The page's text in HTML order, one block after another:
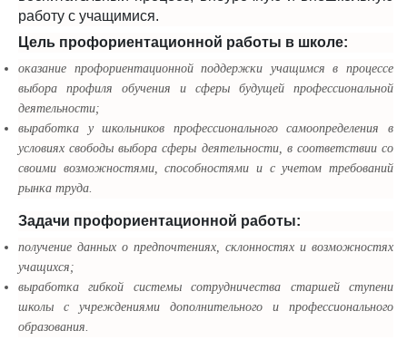
работу с учащимися.
Цель профориентационной работы в школе:
оказание профориентационной поддержки учащимся в процессе
выбора профиля обучения и сферы будущей профессиональной
деятельности;
выработка у школьников профессионального самоопределения в
условиях свободы выбора сферы деятельности, в соответствии со
своими возможностями, способностями и с учетом требований
рынка труда.
Задачи профориентационной работы:
получение данных о предпочтениях, склонностях и возможностях
учащихся;
выработка гибкой системы сотрудничества старшей ступени
школы с учреждениями дополнительного и профессионального
образования.